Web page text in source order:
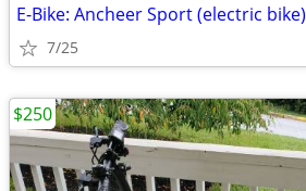
E-Bike: Ancheer Sport (electric bike)
7/25
$250